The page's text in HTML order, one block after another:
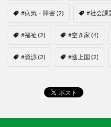
#病気・障害(2) #社会課
#福祉 (2) #空き家 (4)
#資源(2) #途上国 (2)